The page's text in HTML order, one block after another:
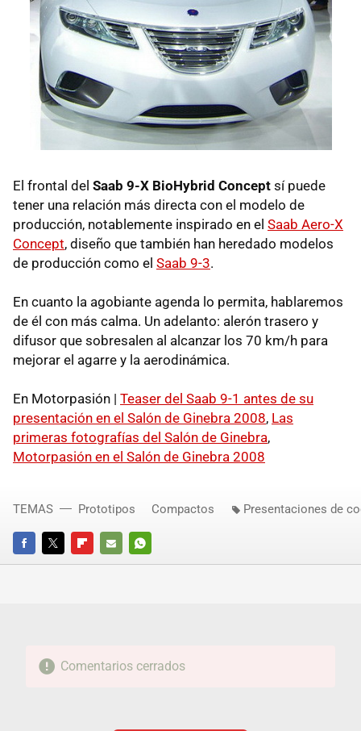
El frontal del Saab 9-X BioHybrid Concept sí puede
tener una relación más directa con el modelo de
producción, notablemente inspirado en el Saab Aero-X
Concept, diseño que también han heredado modelos
de producción como el Saab 9-3.
En cuanto la agobiante agenda lo permita, hablaremos
de él con más calma. Un adelanto: alerón trasero y
difusor que sobresalen al alcanzar los 70 km/h para
mejorar el agarre y la aerodinámica.
En Motorpasión | Teaser del Saab 9-1 antes de su
presentación en el Salón de Ginebra 2008, Las
primeras fotografías del Salón de Ginebra,
Motorpasión en el Salón de Ginebra 2008
FACEBOOKTWITTERFLIPBOARD
E-
WHATSAPP
TEMAS Prototipos Compactos Presentaciones de
Comentarios cerrados